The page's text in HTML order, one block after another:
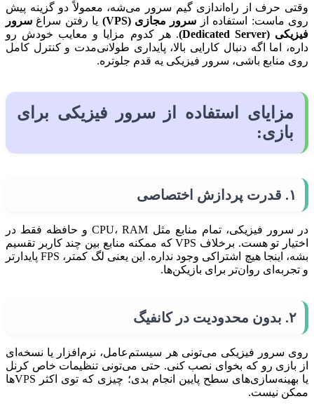
وقتی حرف از راه‌اندازی گیم سرور می‌شه، معمولاً دو گزینه پیش
روی ماست: استفاده از سرور مجازی (VPS) یا رفتن سراغ سرور
فیزیکی (Dedicated Server)
. هر کدوم مزایا و معایب خودش رو
داره، اما اگه دنبال کارایی بالا، پایداری طولانی‌مدت و کنترل کامل
روی منابع باشی، سرور فیزیکی یه قدم جلوتره.
مزایای استفاده از سرور فیزیکی برای
بازی:
۱. قدرت پردازش اختصاصی
در سرور فیزیکی، تمام منابع مثل CPU، RAM و حافظه فقط در
اختیار تو هست. برخلاف VPS که ممکنه منابع بین چند کاربر تقسیم
بشه، اینجا هیچ اشتراکی وجود نداره. این یعنی لگ کمتر، FPS پایدارتر
و تجربه‌ای روان‌تر برای بازیکن‌ها.
۲. بدون محدودیت در کانفیگ
روی سرور فیزیکی می‌تونی هر سیستم‌عامل، نرم‌افزار یا نسخه‌ای
از بازی رو که بخوای نصب کنی. حتی می‌تونی تنظیمات خاص کرنل
یا بهینه‌سازی‌های سطح پایین انجام بدی؛ چیزی که توی اکثر VPSها
ممکن نیست.